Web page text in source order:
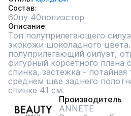
Состав
60пу 40полиэстер
Описание
Топ полуприлегающего
экокожи шоколадного
полуприлегающий силуэт,
фигурный корсетного плана
спинка, застежка - потайная
среднем шве заднего
спинке 41 см.
Производитель
ANNETE